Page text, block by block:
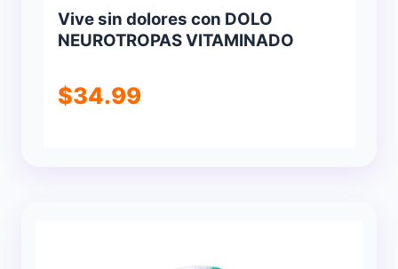
Vive sin dolores con DOLO
NEUROTROPAS VITAMINADO
$34.99